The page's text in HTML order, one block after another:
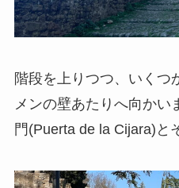
階段を上りつつ、いくつ
メンの壁あたりへ向かい
門(Puerta de la Cijara)と